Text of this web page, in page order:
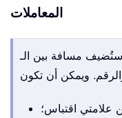
المعاملات
مسافة بين الـ
اقتباس؛